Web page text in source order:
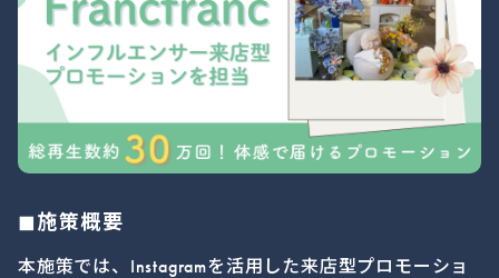
◼︎施策概要
本施策では、Instagramを活用した来店型プロモーショ